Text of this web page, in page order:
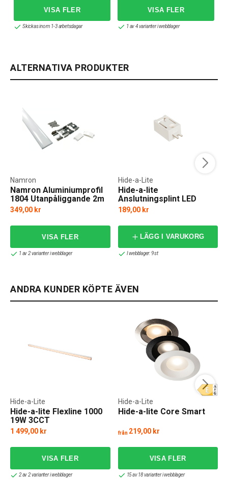
Skickas inom 1-3 arbetsdagar 1 av 4 varianter i webblager
ALTERNATIVA PRODUKTER
Namron Aluminiumprofil
1804 Utanpåliggande 2m
Namron
349,00 kr
1 av 2 varianter i webblager
Hide-a-lite
Anslutningsplint LED
Extend G2
Hide-a-Lite
189,00 kr
LÄGG I VARUKORG
I webblager: 9 st
ANDRA KUNDER KÖPTE ÄVEN
Hide-a-lite Flexline 1000
19W 3CCT
Hide-a-Lite
1 499,00 kr
2 av 2 varianter i webblager
Hide-a-lite Core Smart
Hide-a-Lite
från 219,00 kr
15 av 18 varianter i webblager